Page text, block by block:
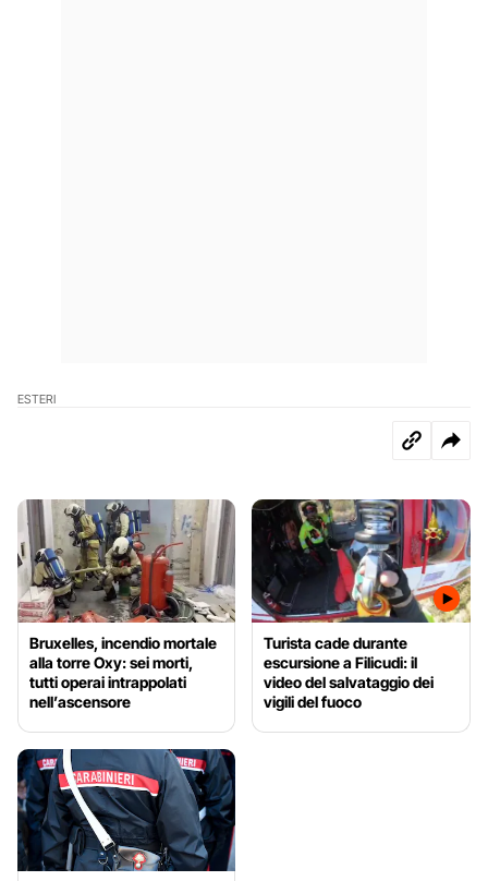
ESTERI
Bruxelles, incendio mortale
alla torre Oxy: sei morti,
tutti operai intrappolati
nell’ascensore
Turista cade durante
escursione a Filicudi: il
video del salvataggio dei
vigili del fuoco